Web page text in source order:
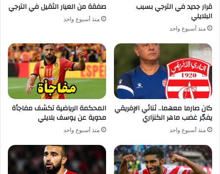
قرار جديد في الترجي بسبب
البلايلي
منذ أسبوع واحد
صفقة من العيار الثقيل في الترجي
منذ أسبوع واحد
كان صارما معهما.. ثنائي الإفريقي
يفجّر غضب ماهر الكنزاري
منذ أسبوع واحد
المحكمة الرياضية تكشف مفاجأة
مدوية عن يوسف بلايلي
منذ أسبوع واحد